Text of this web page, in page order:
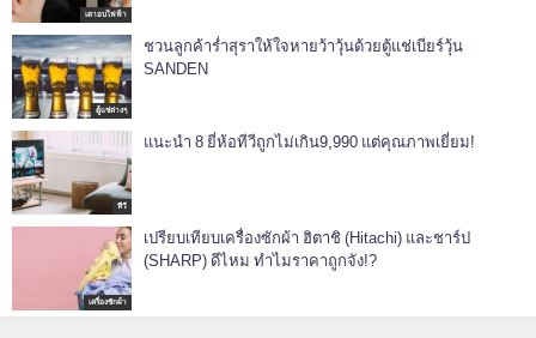
เตาอบไฟฟ้า
ตู้แช่ต่างๆ
ชวนลูกค้าร่ำสุราให้ใจหายว้าวุ้นด้วยตู้แช่เบียร์วุ้น
SANDEN
ทีวี
แนะนำ 8 ยี่ห้อทีวีถูกไม่เกิน9,990 แต่คุณภาพเยี่ยม!
เครื่องซักผ้า
เปรียบเทียบเครื่องซักผ้า ฮิตาชิ (Hitachi) และชาร์ป
(SHARP) ดีไหม ทำไมราคาถูกจัง!?